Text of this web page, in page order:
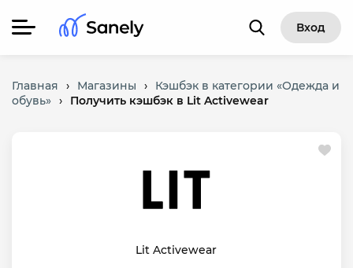
Вход
Главная › Магазины ›
Кэшбэк в категории «Одежда и
обувь» › Получить кэшбэк в Lit Activewear
Lit Activewear